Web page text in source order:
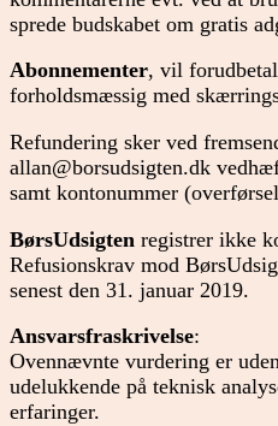
sprede budskabet om gratis
Abonnementer, vil
forholdsmæssig med
Refundering sker ved
allan@borsudsigten.dk
samt kontonummer
BørsUdsigten registrer ikke
Refusionskrav mod
senest den 31. januar 2019.
Ansvarsfraskrivelse:
Ovennævnte vurdering er
udelukkende på teknisk
erfaringer.